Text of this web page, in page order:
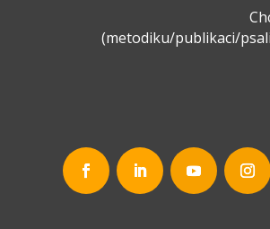
(metodiku/publikaci/